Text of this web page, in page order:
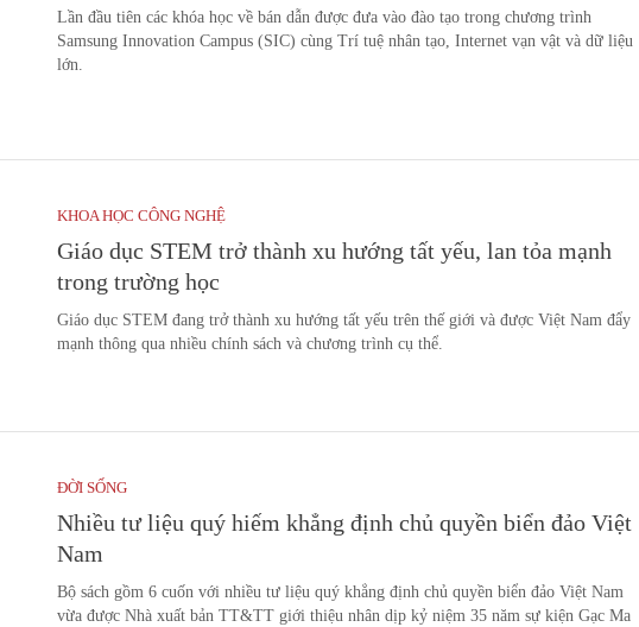
Lần đầu tiên các khóa học về bán dẫn được đưa vào đào tạo trong chương trình
Samsung Innovation Campus (SIC) cùng Trí tuệ nhân tạo, Internet vạn vật và dữ liệu
lớn.
KHOA HỌC CÔNG NGHỆ
Giáo dục STEM trở thành xu hướng tất yếu, lan tỏa mạnh
trong trường học
Giáo dục STEM đang trở thành xu hướng tất yếu trên thế giới và được Việt Nam đẩy
mạnh thông qua nhiều chính sách và chương trình cụ thể.
ĐỜI SỐNG
Nhiều tư liệu quý hiếm khẳng định chủ quyền biển đảo Việt
Nam
Bộ sách gồm 6 cuốn với nhiều tư liệu quý khẳng định chủ quyền biển đảo Việt Nam
vừa được Nhà xuất bản TT&TT giới thiệu nhân dịp kỷ niệm 35 năm sự kiện Gạc Ma